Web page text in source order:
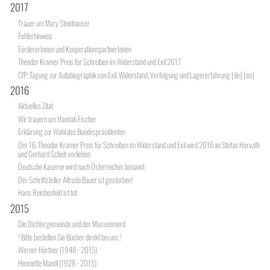
2017
Trauer um Mary Steinhauser
Fehlerhinweis
FördererInnen und KooperationspartnerInnen
Theodor Kramer Preis für Schreiben im Widerstand und Exil 2017
CfP: Tagung zur Autobiographik von Exil, Widerstand, Verfolgung und Lagererfahrung [de] [en]
2016
Aktuelles Zitat
Wir trauern um Hannah Fischer
Erklärung zur Wahl des Bundespräsidenten
Der 16. Theodor Kramer Preis für Schreiben im Widerstand und Exil wird 2016 an Stefan Horvath
und Gerhard Scheit verliehen
Deutsche Kaserne wird nach Österreicher benannt
Der Schriftsteller Alfredo Bauer ist gestorben!
Hans Reichenfeld ist tot
2015
Die Dichtergemeinde und der Massenmord
! Bitte bestellen Sie Bücher direkt bei uns !
Werner Hörtner (1948 - 2015)
Henriette Mandl (1928 - 2015)